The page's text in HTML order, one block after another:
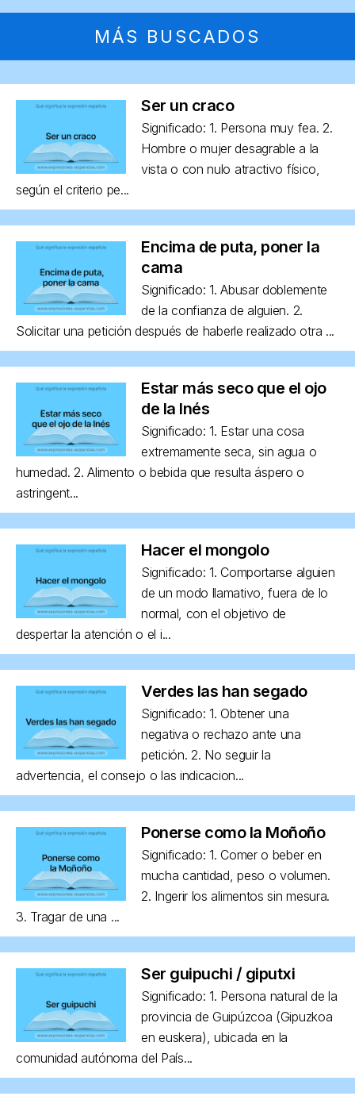
MÁS BUSCADOS
Ser un craco
Significado: 1. Persona muy fea. 2.
Hombre o mujer desagrable a la
vista o con nulo atractivo físico,
según el criterio pe...
Encima de puta, poner la
cama
Significado: 1. Abusar doblemente
de la confianza de alguien. 2.
Solicitar una petición después de haberle realizado otra ...
Estar más seco que el ojo
de la Inés
Significado: 1. Estar una cosa
extremamente seca, sin agua o
humedad. 2. Alimento o bebida que resulta áspero o
astringent...
Hacer el mongolo
Significado: 1. Comportarse alguien
de un modo llamativo, fuera de lo
normal, con el objetivo de
despertar la atención o el i...
Verdes las han segado
Significado: 1. Obtener una
negativa o rechazo ante una
petición. 2. No seguir la
advertencia, el consejo o las indicacion...
Ponerse como la Moñoño
Significado: 1. Comer o beber en
mucha cantidad, peso o volumen.
2. Ingerir los alimentos sin mesura.
3. Tragar de una ...
Ser guipuchi / giputxi
Significado: 1. Persona natural de la
provincia de Guipúzcoa (Gipuzkoa
en euskera), ubicada en la
comunidad autónoma del País...